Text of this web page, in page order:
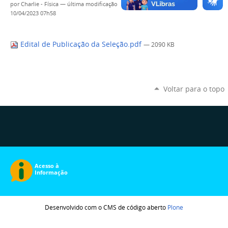
porCharlie - Física — última modificação
10/04/2023 07h58
Edital de Publicação da Seleção.pdf — 2090 KB
Voltar para o topo
Desenvolvido com o CMS de código aberto Plone